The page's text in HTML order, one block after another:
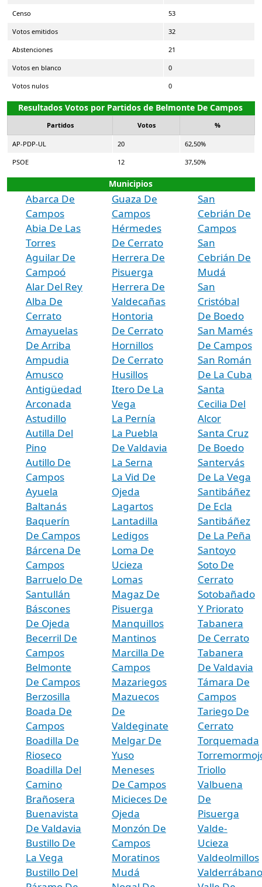
Censo 53
Votos emitidos 32
Abstenciones 21
Votos en blanco 0
Votos nulos 0
Resultados Votos por Partidos de Belmonte De Campos
Partidos Votos %
AP-PDP-UL 20 62,50%
PSOE 12 37,50%
Municipios
Abarca De
Campos
Abia De Las
Torres
Aguilar De
Campoó
Alar Del Rey
Alba De
Cerrato
Amayuelas
De Arriba
Ampudia
Amusco
Antigüedad
Arconada
Astudillo
Autilla Del
Pino
Autillo De
Campos
Ayuela
Baltanás
Baquerín
De Campos
Bárcena De
Campos
Barruelo De
Santullán
Báscones
De Ojeda
Becerril De
Campos
Belmonte
De Campos
Berzosilla
Boada De
Campos
Boadilla De
Rioseco
Boadilla Del
Camino
Brañosera
Buenavista
De Valdavia
Bustillo De
La Vega
Bustillo Del
Guaza De
Campos
Hérmedes
De Cerrato
Herrera De
Pisuerga
Herrera De
Valdecañas
Hontoria
De Cerrato
Hornillos
De Cerrato
Husillos
Itero De La
Vega
La Pernía
La Puebla
De Valdavia
La Serna
La Vid De
Ojeda
Lagartos
Lantadilla
Ledigos
Loma De
Ucieza
Lomas
Magaz De
Pisuerga
Manquillos
Mantinos
Marcilla De
Campos
Mazariegos
Mazuecos
De
Valdeginate
Melgar De
Yuso
Meneses
De Campos
Micieces De
Ojeda
Monzón De
Campos
Moratinos
Mudá
San
Cebrián De
Campos
San
Cebrián De
Mudá
San
Cristóbal
De Boedo
San Mamés
De Campos
San Román
De La Cuba
Santa
Cecilia Del
Alcor
Santa Cruz
De Boedo
Santervás
De La Vega
Santibáñez
De Ecla
Santibáñez
De La Peña
Santoyo
Soto De
Cerrato
Sotobañado
Y Priorato
Tabanera
De Cerrato
Tabanera
De Valdavia
Támara De
Campos
Tariego De
Cerrato
Torquemada
Triollo
Valbuena
De
Pisuerga
Valde-
Ucieza
Valdeolmillos
Valderrábano